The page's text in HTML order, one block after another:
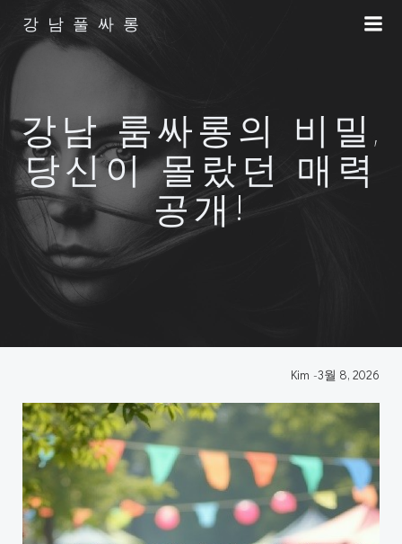
강남풀싸롱
강남 룸싸롱의 비밀,
당신이 몰랐던 매력
공개!
Kim -3월 8, 2026